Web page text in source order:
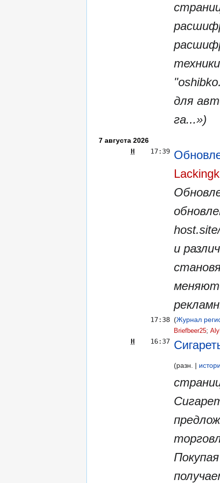
для
га...»)
7 августа 2026
Н 17:39
и
17:38 (Журнал
Briefbeer25‎;
Н 16:37
разн.